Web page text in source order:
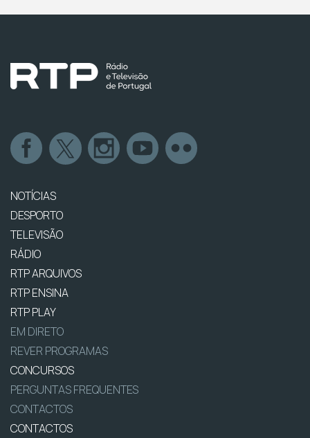
NOTÍCIAS
DESPORTO
TELEVISÃO
RÁDIO
RTP ARQUIVOS
RTP ENSINA
RTP PLAY
EM DIRETO
REVER PROGRAMAS
CONCURSOS
PERGUNTAS FREQUENTES
CONTACTOS
CONTACTOS